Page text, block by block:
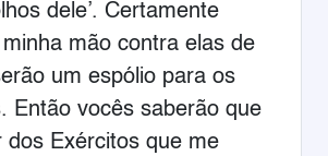
dele’. Certamente
mão contra elas de
um espólio para os
Então vocês saberão que
dos Exércitos que me